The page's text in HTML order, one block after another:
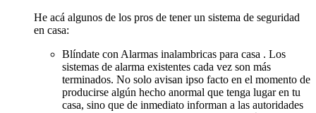
He acá algunos de los pros de tener un sistema de seguridad
en casa:
Blíndate con Alarmas inalambricas para casa . Los
sistemas de alarma existentes cada vez son más
terminados. No solo avisan ipso facto en el momento de
producirse algún hecho anormal que tenga lugar en tu
casa, sino que de inmediato informan a las autoridades